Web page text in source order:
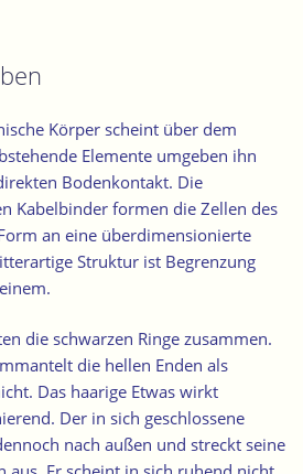
Körper scheint über dem
Elemente umgeben ihn
Bodenkontakt. Die
Kabelbinder formen die Zellen des
an eine überdimensionierte
Struktur ist Begrenzung
die schwarzen Ringe zusammen.
die hellen Enden als
Das haarige Etwas wirkt
Der in sich geschlossene
nach außen und streckt seine